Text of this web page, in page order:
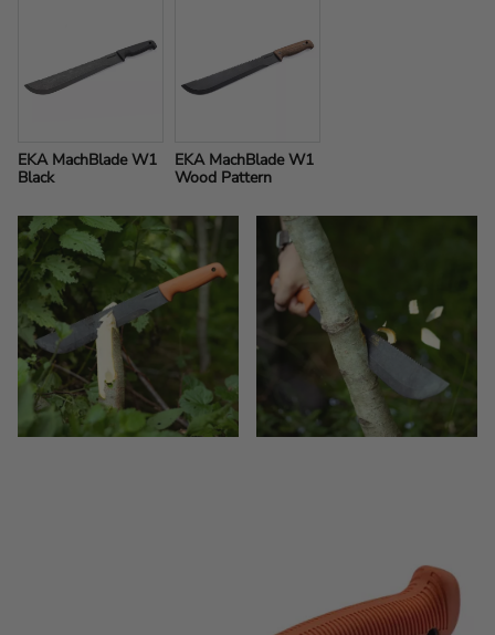
EKA MachBlade W1
Black
EKA MachBlade W1
Wood Pattern